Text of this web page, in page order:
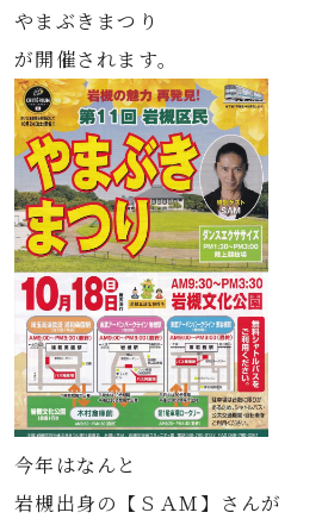
やまぶきまつり
が開催されます。
今年はなんと
岩槻出身の【ＳＡＭ】さんが